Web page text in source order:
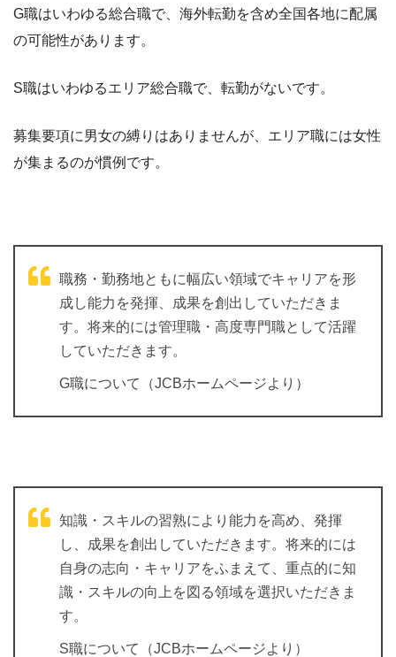
G職はいわゆる総合職で、海外転勤を含め全国各地に配属
の可能性があります。
S職はいわゆるエリア総合職で、転勤がないです。
募集要項に男女の縛りはありませんが、エリア職には女性
が集まるのが慣例です。
職務・勤務地ともに幅広い領域でキャリアを形
成し能力を発揮、成果を創出していただきま
す。将来的には管理職・高度専門職として活躍
していただきます。
G職について（JCBホームページより）
知識・スキルの習熟により能力を高め、発揮
し、成果を創出していただきます。将来的には
自身の志向・キャリアをふまえて、重点的に知
識・スキルの向上を図る領域を選択いただきま
す。
S職について（JCBホームページより）